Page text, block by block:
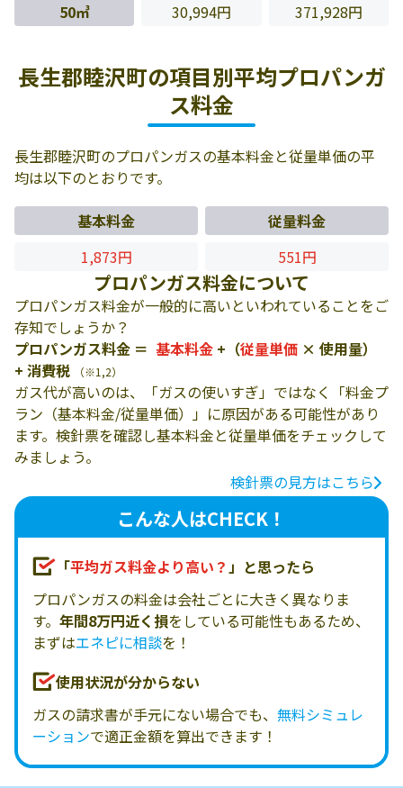
50㎥
30,994円 371,928円
長生郡睦沢町の項目別平均プロパンガ
ス料金
長生郡睦沢町のプロパンガスの基本料金と従量単価の平
均は以下のとおりです。
基本料金
従量料金
1,873円
551円
プロパンガス料金について
プロパンガス料金が一般的に高いといわれていることをご
存知でしょうか？
プロパンガス料金 ＝ 基本料金 +（従量単価 × 使用量）
+ 消費税
（※1,2）
ガス代が高いのは、「ガスの使いすぎ」ではなく「料金プ
ラン（基本料金/従量単価）」に原因がある可能性があり
ます。検針票を確認し基本料金と従量単価をチェックして
みましょう。
検針票の見方はこちら
こんな人はCHECK！
「平均ガス料金より高い？」と思ったら
プロパンガスの料金は会社ごとに大きく異なりま
す。 年間8万円近く損をしている可能性もあるため、
まずはエネピに相談を！
使用状況が分からない
ガスの請求書が手元にない場合でも、 無料シミュレ
ーションで適正金額を算出できます！